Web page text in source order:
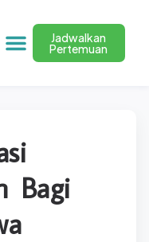
Jadwalkan
Pertemuan
Bagi